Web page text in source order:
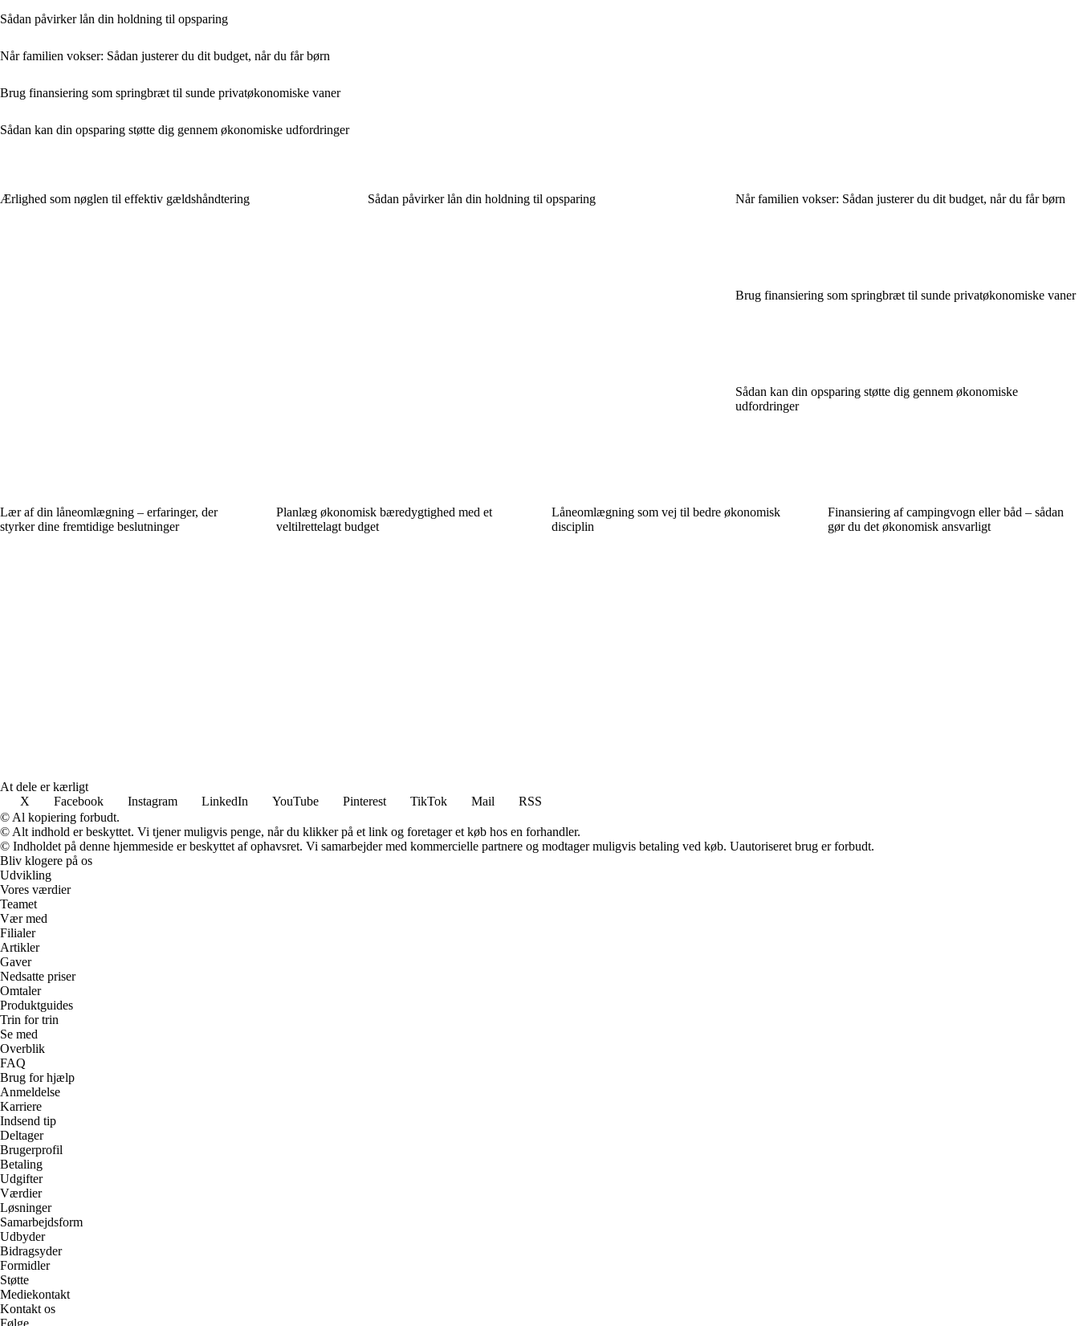
Sådan påvirker lån din holdning til opsparing
Når familien vokser: Sådan justerer du dit budget, når du får børn
Brug finansiering som springbræt til sunde privatøkonomiske vaner
Sådan kan din opsparing støtte dig gennem økonomiske udfordringer
Ærlighed som nøglen til effektiv gældshåndtering Sådan påvirker lån din holdning til opsparing Når familien vokser: Sådan justerer du dit budget, når du får børn
Brug finansiering som springbræt til sunde privatøkonomiske vaner
Sådan kan din opsparing støtte dig gennem økonomiske
udfordringer
Lær af din låneomlægning – erfaringer, der
styrker dine fremtidige beslutninger
Planlæg økonomisk bæredygtighed med et
veltilrettelagt budget
Låneomlægning som vej til bedre økonomisk
disciplin
Finansiering af campingvogn eller båd – sådan
gør du det økonomisk ansvarligt
At dele er kærligt
X
Facebook Instagram LinkedIn YouTube Pinterest TikTok Mail
RSS
© Al kopiering forbudt.
© Alt indhold er beskyttet. Vi tjener muligvis penge, når du klikker på et link og foretager et køb hos en forhandler.
© Indholdet på denne hjemmeside er beskyttet af ophavsret. Vi samarbejder med kommercielle partnere og modtager muligvis betaling ved køb. Uautoriseret brug er forbudt.
Bliv klogere på os
Udvikling
Vores værdier
Teamet
Vær med
Filialer
Artikler
Gaver
Nedsatte priser
Omtaler
Produktguides
Trin for trin
Se med
Overblik
FAQ
Brug for hjælp
Anmeldelse
Karriere
Indsend tip
Deltager
Brugerprofil
Betaling
Udgifter
Værdier
Løsninger
Samarbejdsform
Udbyder
Bidragsyder
Formidler
Støtte
Mediekontakt
Kontakt os
Følge